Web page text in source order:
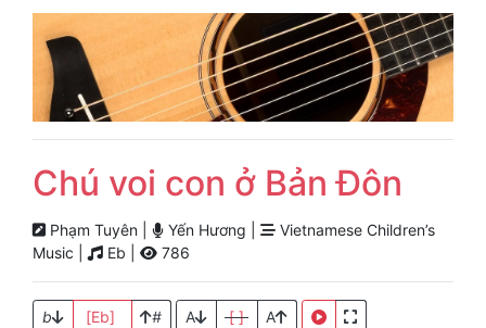
Chú voi con ở Bản Đôn
Phạm Tuyên | Yến Hương |
Vietnamese Children’s
Music |
Eb | 786
b [Eb] # A [ ] A